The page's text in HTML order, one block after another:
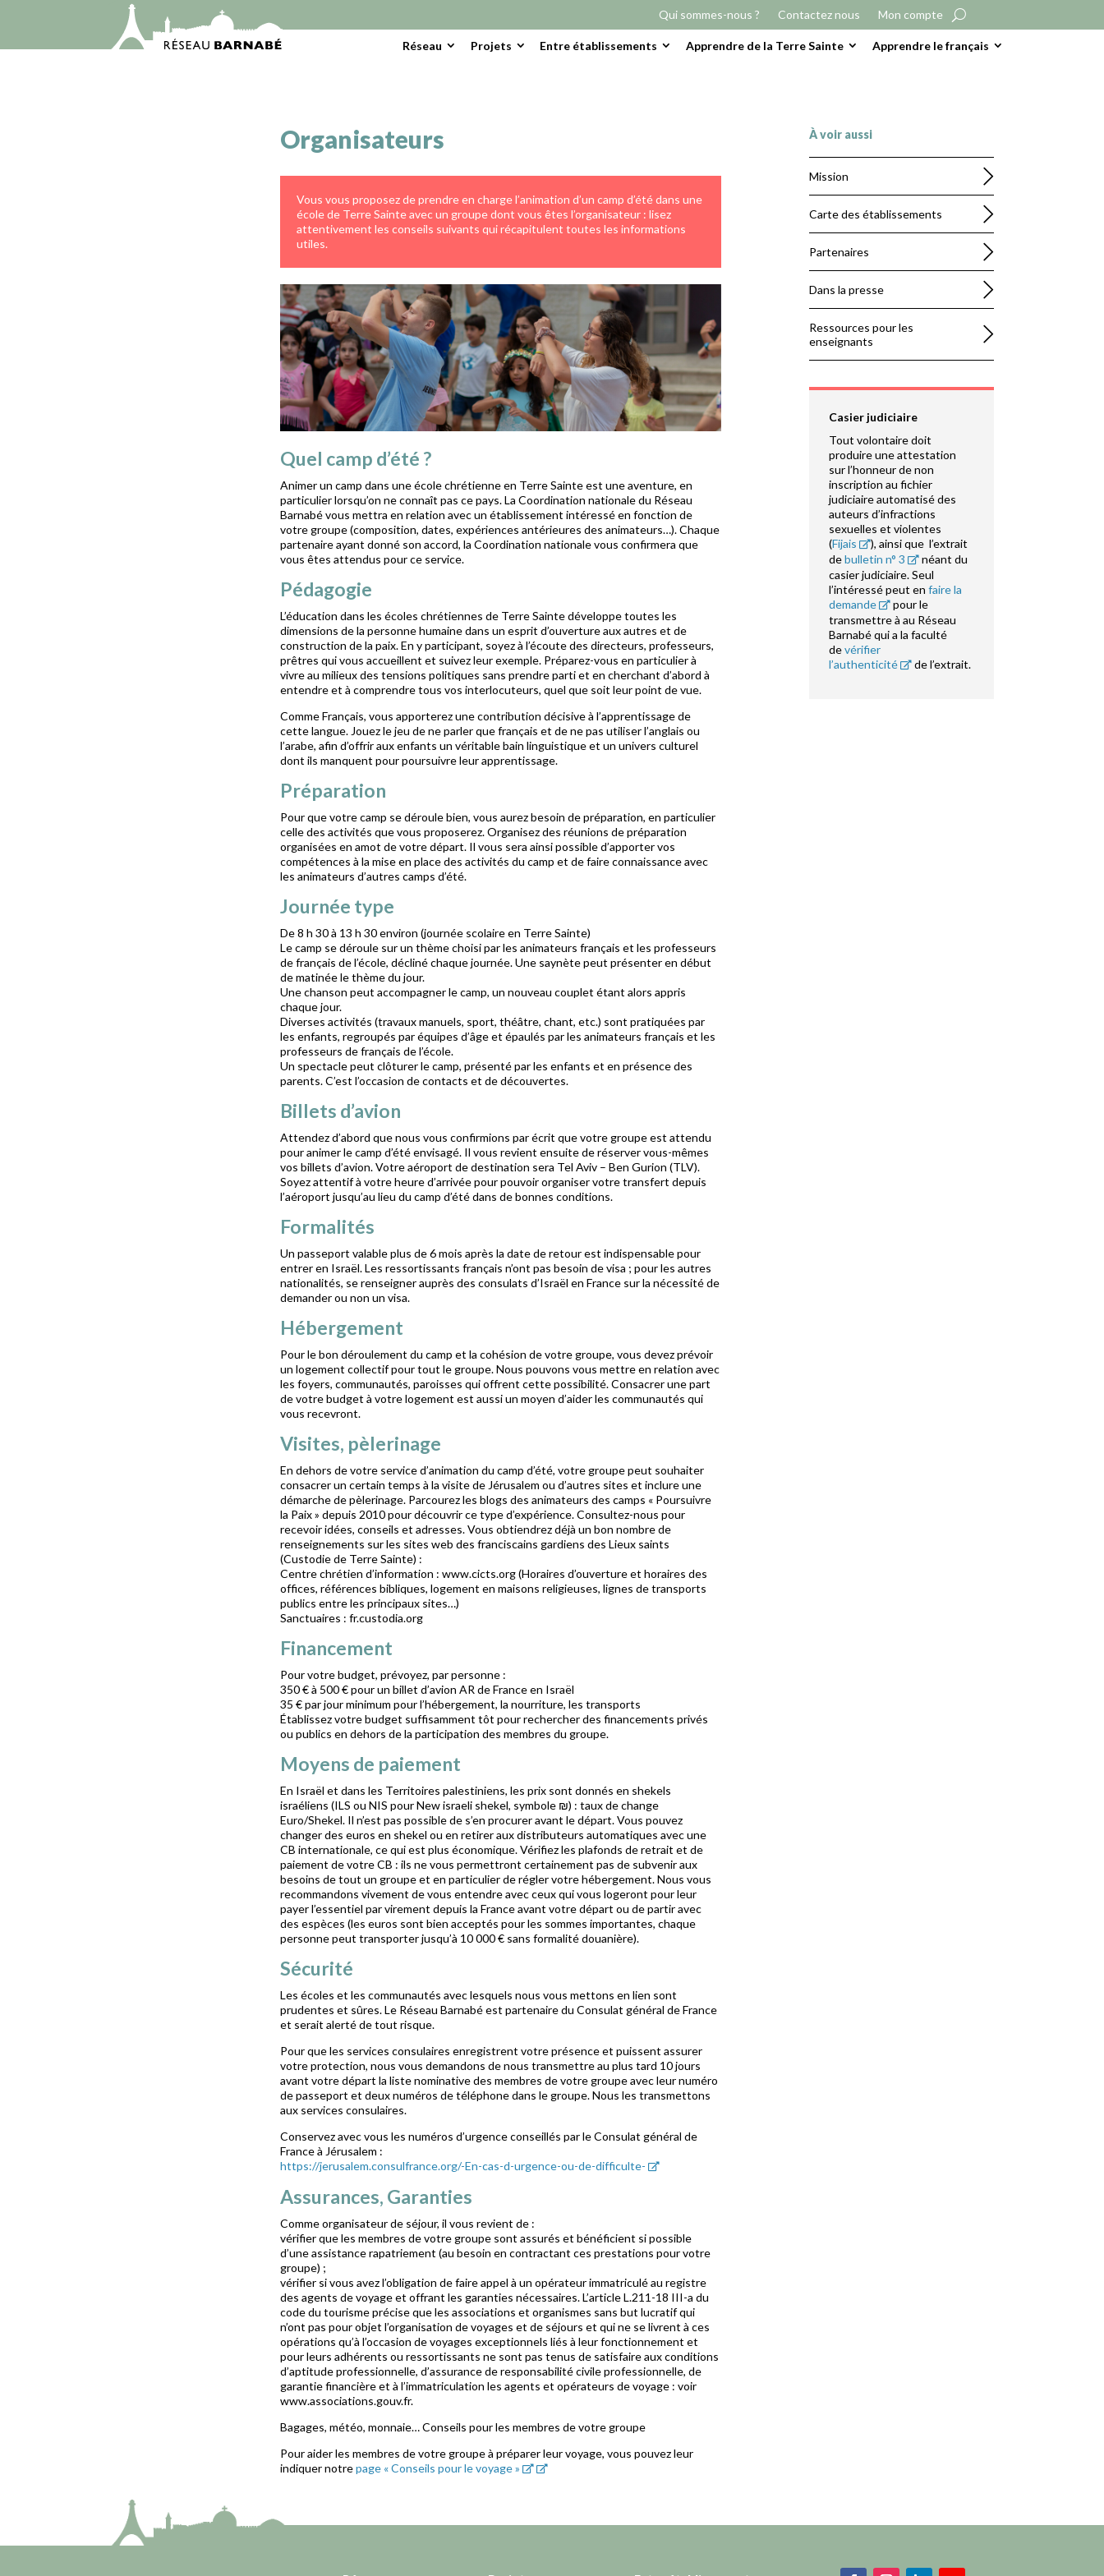
Qui sommes-nous ? Contactez nous Mon compte
Réseau Projets Entre établissements Apprendre de la Terre Sainte Apprendre le français
Organisateurs
Vous vous proposez de prendre en charge l’animation d’un camp d’été dans une
école de Terre Sainte avec un groupe dont vous êtes l’organisateur : lisez
attentivement les conseils suivants qui récapitulent toutes les informations
utiles.
Quel camp d’été ?
Animer un camp dans une école chrétienne en Terre Sainte est une aventure, en
particulier lorsqu’on ne connaît pas ce pays. La Coordination nationale du Réseau
Barnabé vous mettra en relation avec un établissement intéressé en fonction de
votre groupe (composition, dates, expériences antérieures des animateurs…). Chaque
partenaire ayant donné son accord, la Coordination nationale vous confirmera que
vous êtes attendus pour ce service.
Pédagogie
L’éducation dans les écoles chrétiennes de Terre Sainte développe toutes les
dimensions de la personne humaine dans un esprit d’ouverture aux autres et de
construction de la paix. En y participant, soyez à l’écoute des directeurs, professeurs,
prêtres qui vous accueillent et suivez leur exemple. Préparez-vous en particulier à
vivre au milieux des tensions politiques sans prendre parti et en cherchant d’abord à
entendre et à comprendre tous vos interlocuteurs, quel que soit leur point de vue.
Comme Français, vous apporterez une contribution décisive à l’apprentissage de
cette langue. Jouez le jeu de ne parler que français et de ne pas utiliser l’anglais ou
l’arabe, afin d’offrir aux enfants un véritable bain linguistique et un univers culturel
dont ils manquent pour poursuivre leur apprentissage.
Préparation
Pour que votre camp se déroule bien, vous aurez besoin de préparation, en particulier
celle des activités que vous proposerez. Organisez des réunions de préparation
organisées en amot de votre départ. Il vous sera ainsi possible d’apporter vos
compétences à la mise en place des activités du camp et de faire connaissance avec
les animateurs d’autres camps d’été.
Journée type
De 8 h 30 à 13 h 30 environ (journée scolaire en Terre Sainte)
Le camp se déroule sur un thème choisi par les animateurs français et les professeurs
de français de l’école, décliné chaque journée. Une saynète peut présenter en début
de matinée le thème du jour.
Une chanson peut accompagner le camp, un nouveau couplet étant alors appris
chaque jour.
Diverses activités (travaux manuels, sport, théâtre, chant, etc.) sont pratiquées par
les enfants, regroupés par équipes d’âge et épaulés par les animateurs français et les
professeurs de français de l’école.
Un spectacle peut clôturer le camp, présenté par les enfants et en présence des
parents. C’est l’occasion de contacts et de découvertes.
Billets d’avion
Attendez d’abord que nous vous confirmions par écrit que votre groupe est attendu
pour animer le camp d’été envisagé. Il vous revient ensuite de réserver vous-mêmes
vos billets d’avion. Votre aéroport de destination sera Tel Aviv – Ben Gurion (TLV).
Soyez attentif à votre heure d’arrivée pour pouvoir organiser votre transfert depuis
l’aéroport jusqu’au lieu du camp d’été dans de bonnes conditions.
Formalités
Un passeport valable plus de 6 mois après la date de retour est indispensable pour
entrer en Israël. Les ressortissants français n’ont pas besoin de visa ; pour les autres
nationalités, se renseigner auprès des consulats d’Israël en France sur la nécessité de
demander ou non un visa.
Hébergement
Pour le bon déroulement du camp et la cohésion de votre groupe, vous devez prévoir
un logement collectif pour tout le groupe. Nous pouvons vous mettre en relation avec
les foyers, communautés, paroisses qui offrent cette possibilité. Consacrer une part
de votre budget à votre logement est aussi un moyen d’aider les communautés qui
vous recevront.
Visites, pèlerinage
En dehors de votre service d’animation du camp d’été, votre groupe peut souhaiter
consacrer un certain temps à la visite de Jérusalem ou d’autres sites et inclure une
démarche de pèlerinage. Parcourez les blogs des animateurs des camps « Poursuivre
la Paix » depuis 2010 pour découvrir ce type d’expérience. Consultez-nous pour
recevoir idées, conseils et adresses. Vous obtiendrez déjà un bon nombre de
renseignements sur les sites web des franciscains gardiens des Lieux saints
(Custodie de Terre Sainte) :
Centre chrétien d’information : www.cicts.org (Horaires d’ouverture et horaires des
offices, références bibliques, logement en maisons religieuses, lignes de transports
publics entre les principaux sites…)
Sanctuaires : fr.custodia.org
Financement
Pour votre budget, prévoyez, par personne :
350 € à 500 € pour un billet d’avion AR de France en Israël
35 € par jour minimum pour l’hébergement, la nourriture, les transports
Établissez votre budget suffisamment tôt pour rechercher des financements privés
ou publics en dehors de la participation des membres du groupe.
Moyens de paiement
En Israël et dans les Territoires palestiniens, les prix sont donnés en shekels
israéliens (ILS ou NIS pour New israeli shekel, symbole ₪) : taux de change
Euro/Shekel. Il n’est pas possible de s’en procurer avant le départ. Vous pouvez
changer des euros en shekel ou en retirer aux distributeurs automatiques avec une
CB internationale, ce qui est plus économique. Vérifiez les plafonds de retrait et de
paiement de votre CB : ils ne vous permettront certainement pas de subvenir aux
besoins de tout un groupe et en particulier de régler votre hébergement. Nous vous
recommandons vivement de vous entendre avec ceux qui vous logeront pour leur
payer l’essentiel par virement depuis la France avant votre départ ou de partir avec
des espèces (les euros sont bien acceptés pour les sommes importantes, chaque
personne peut transporter jusqu’à 10 000 € sans formalité douanière).
Sécurité
Les écoles et les communautés avec lesquels nous vous mettons en lien sont
prudentes et sûres. Le Réseau Barnabé est partenaire du Consulat général de France
et serait alerté de tout risque.
Pour que les services consulaires enregistrent votre présence et puissent assurer
votre protection, nous vous demandons de nous transmettre au plus tard 10 jours
avant votre départ la liste nominative des membres de votre groupe avec leur numéro
de passeport et deux numéros de téléphone dans le groupe. Nous les transmettons
aux services consulaires.
Conservez avec vous les numéros d’urgence conseillés par le Consulat général de
France à Jérusalem :
https://jerusalem.consulfrance.org/-En-cas-d-urgence-ou-de-difficulte-
Assurances, Garanties
Comme organisateur de séjour, il vous revient de :
vérifier que les membres de votre groupe sont assurés et bénéficient si possible
d’une assistance rapatriement (au besoin en contractant ces prestations pour votre
groupe) ;
vérifier si vous avez l’obligation de faire appel à un opérateur immatriculé au registre
des agents de voyage et offrant les garanties nécessaires. L’article L.211-18 III-a du
code du tourisme précise que les associations et organismes sans but lucratif qui
n’ont pas pour objet l’organisation de voyages et de séjours et qui ne se livrent à ces
opérations qu’à l’occasion de voyages exceptionnels liés à leur fonctionnement et
pour leurs adhérents ou ressortissants ne sont pas tenus de satisfaire aux conditions
d’aptitude professionnelle, d’assurance de responsabilité civile professionnelle, de
garantie financière et à l’immatriculation les agents et opérateurs de voyage : voir
www.associations.gouv.fr.
Bagages, météo, monnaie… Conseils pour les membres de votre groupe
Pour aider les membres de votre groupe à préparer leur voyage, vous pouvez leur
indiquer notrepage « Conseils pour le voyage »
À voir aussi
Mission
Carte des établissements
Partenaires
Dans la presse
Ressources pour les
enseignants
Casier judiciaire
Tout volontaire doit
produire une attestation
sur l’honneur de non
inscription au fichier
judiciaire automatisé des
auteurs d’infractions
sexuelles et violentes
(Fijais
), ainsi que l’extrait
debulletin n° 3
néant du
casier judiciaire. Seul
l’intéressé peut en faire la
demande
pour le
transmettre à au Réseau
Barnabé qui a la faculté
devérifier
l’authenticité
de l’extrait.